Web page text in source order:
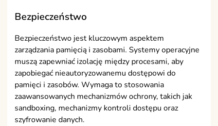
Bezpieczeństwo
Bezpieczeństwo jest kluczowym aspektem
zarządzania pamięcią i zasobami. Systemy operacyjne
muszą zapewniać izolację między procesami, aby
zapobiegać nieautoryzowanemu dostępowi do
pamięci i zasobów. Wymaga to stosowania
zaawansowanych mechanizmów ochrony, takich jak
sandboxing, mechanizmy kontroli dostępu oraz
szyfrowanie danych.